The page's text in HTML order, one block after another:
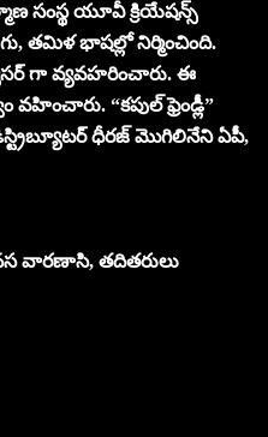
సంస్థ యూవీ క్రియేషన్స్
తమిళ భాషల్లో నిర్మించింది.
గా వ్యవహరించారు. ఈ
వహించారు. “కపుల్ ఫ్రెండ్లీ”
ధీరజ్ మొగిలినేని ఏపీ,
వారణాసి, తదితరులు